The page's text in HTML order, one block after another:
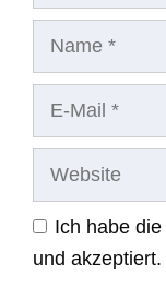
Website
Ich habe die
und akzeptiert.